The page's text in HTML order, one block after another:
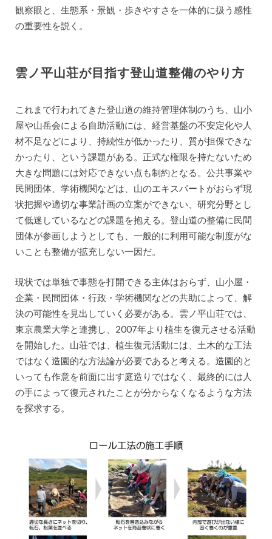
観察眼と、生態系・景観・歩きやすさを一体的に扱う感性
の重要性を説く。
雲ノ平山荘が目指す登山道整備のやり方
これまで行われてきた登山道の維持管理体制のうち、山小
屋や山岳会による自助活動には、経営基盤の不安定化や人
材不足などにより、持続性が低かったり、質が担保できな
かったり、という課題がある。正式な権限を持たないため
大きな問題には対応できない点も制約となる。公共事業や
民間団体、学術機関などは、山のエキスパートがおらず現
状把握や適切な事業計画の立案ができない、研究分野とし
て低迷しているなどの課題を抱える。登山道の整備に民間
団体が参画しようとしても、一般的に利用可能な制度がな
いことも整備が拡充しない一因だ。
現状では単独で事態を打開できる主体はおらず、山小屋・
企業・民間団体・行政・学術機関などの共助によって、解
決の可能性を見出していく必要がある。雲ノ平山荘では、
東京農業大学と連携し、2007年より植生を復元させる活動
を開始した。山荘では、植生復元活動には、土木的な工法
ではなく造園的な方法論が必要であると考える。造園的と
いっても作意を前面に出す庭造りではなく、最終的には人
の手によって復元されたことが分からなくなるような方法
を探求する。